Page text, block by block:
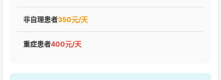
非自理患者350元/天
重症患者400元/天